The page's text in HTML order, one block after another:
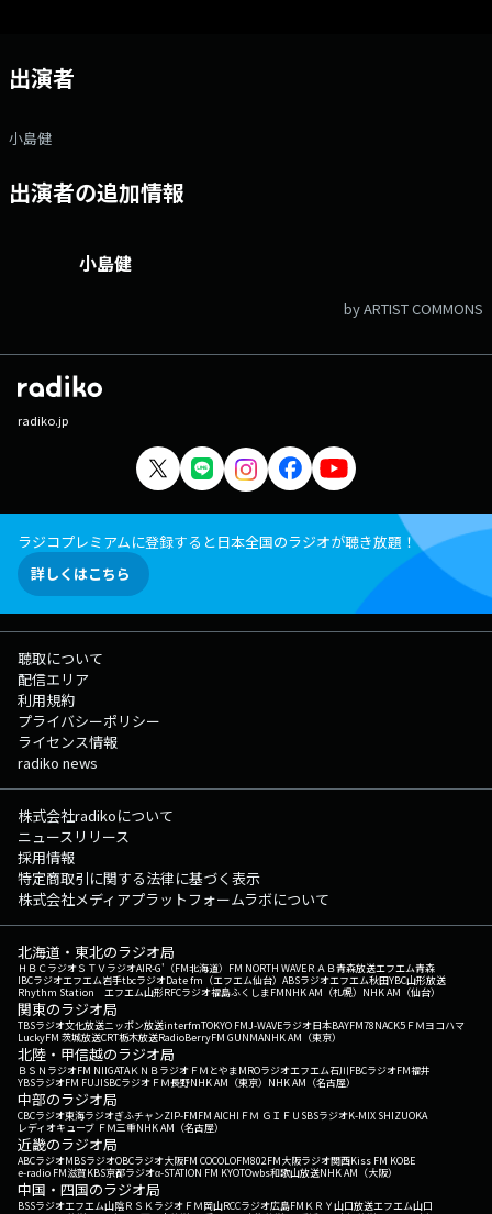
出演者
小島健
出演者の追加情報
小島健
by ARTIST COMMONS
radiko.jp
ラジコプレミアムに登録すると日本全国のラジオが聴き放題！
詳しくはこちら
聴取について
配信エリア
利用規約
プライバシーポリシー
ライセンス情報
radiko news
株式会社radikoについて
ニュースリリース
採用情報
特定商取引に関する法律に基づく表示
株式会社メディアプラットフォームラボについて
北海道・東北のラジオ局
ＨＢＣラジオＳＴＶラジオAIR-G'（FM北海道） FM NORTH WAVEＲＡＢ青森放送エフエム青森
IBCラジオエフエム岩手tbcラジオDate fm（エフエム仙台） ABSラジオエフエム秋田YBC山形放送
Rhythm Station エフエム山形RFCラジオ福島ふくしまFMNHK AM（札幌） NHK AM（仙台）
関東のラジオ局
TBSラジオ文化放送ニッポン放送interfmTOKYO FMJ-WAVEラジオ日本BAYFM78NACK5 ＦＭヨコハマ
LuckyFM 茨城放送CRT栃木放送RadioBerryFM GUNMANHK AM（東京）
北陸・甲信越のラジオ局
ＢＳＮラジオFM NIIGATAＫＮＢラジオ ＦＭとやまMROラジオエフエム石川FBCラジオFM福井
YBSラジオFM FUJISBCラジオ ＦＭ長野NHK AM（東京） NHK AM（名古屋）
中部のラジオ局
CBCラジオ東海ラジオぎふチャンZIP-FMFM AICHI ＦＭ ＧＩＦＵ SBSラジオK-MIX SHIZUOKA
レディオキューブ ＦＭ三重NHK AM（名古屋）
近畿のラジオ局
ABCラジオMBSラジオOBCラジオ大阪FM COCOLOFM802FM大阪ラジオ関西Kiss FM KOBE
e-radio FM滋賀KBS京都ラジオα-STATION FM KYOTOwbs和歌山放送NHK AM（大阪）
中国・四国のラジオ局
BSSラジオエフエム山陰ＲＳＫラジオ ＦＭ岡山RCCラジオ広島FM ＫＲＹ山口放送エフエム山口